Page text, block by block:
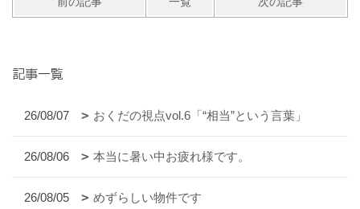
記事一覧
26/08/07 おくだの視点vol.6「“相当”という言葉」
26/08/06 本当に暑い中お疲れ様です。
26/08/05 めずらしい物件です